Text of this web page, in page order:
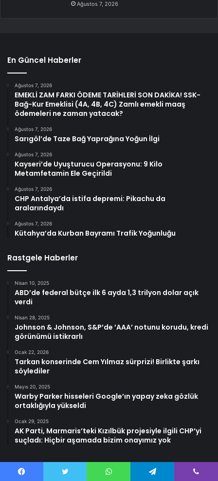
Ağustos 7, 2026
En Güncel Haberler
Ağustos 7, 2026
EMEKLİ ZAM FARKI ÖDEME TARİHLERİ SON DAKİKA! SSK-
Bağ-Kur Emeklisi (4A, 4B, 4C) Zamlı emekli maaş
ödemeleri ne zaman yatacak?
Ağustos 7, 2026
Sarıgöl’de Taze Bağ Yaprağına Yoğun İlgi
Ağustos 7, 2026
Kayseri’de Uyuşturucu Operasyonu: 9 Kilo
Metamfetamin Ele Geçirildi
Ağustos 7, 2026
CHP Antalya’da istifa depremi: Pikachu da
aralarındaydı
Ağustos 7, 2026
Kütahya’da Kurban Bayramı Trafik Yoğunluğu
Rastgele Haberler
Nisan 10, 2025
ABD’de federal bütçe ilk 6 ayda 1,3 trilyon dolar açık
verdi
Nisan 28, 2025
Johnson & Johnson, S&P’de ’AAA’ notunu korudu, kredi
görünümü istikrarlı
Ocak 22, 2026
Tarkan konserinde Cem Yılmaz sürprizi! Birlikte şarkı
söylediler
Mayıs 20, 2025
Warby Parker hisseleri Google’ın yapay zeka gözlük
ortaklığıyla yükseldi
Ocak 29, 2025
AK Parti, Marmaris’teki Kızılbük projesiyle ilgili CHP’yi
suçladı: Hiçbir aşamada bizim onayımız yok